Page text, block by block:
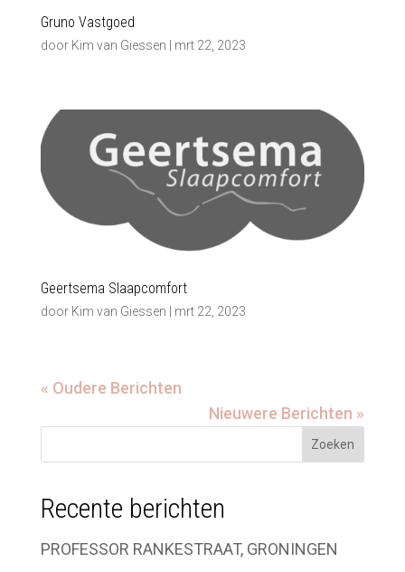
Gruno Vastgoed
door Kim van Giessen mrt 22, 2023
Geertsema Slaapcomfort
door Kim van Giessen mrt 22, 2023
« Oudere Berichten
Nieuwere Berichten »
Recente berichten
PROFESSOR RANKESTRAAT, GRONINGEN